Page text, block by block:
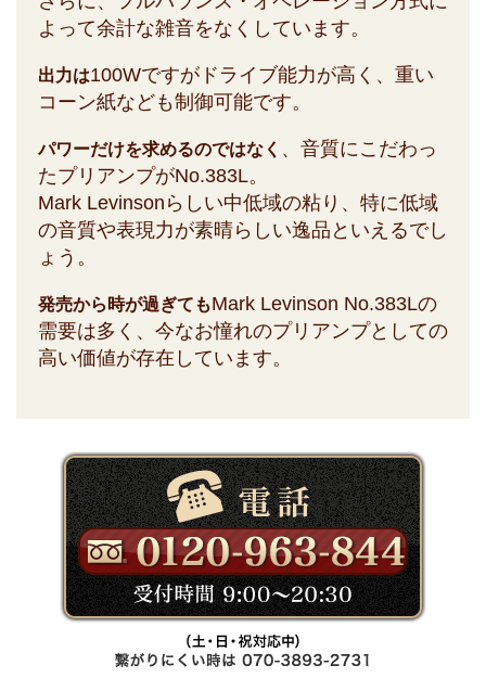
よって余計な雑音をなくしています。
出力は100Wですがドライブ能力が高く、重い
コーン紙なども制御可能です。
パワーだけを求めるのではなく 、音質にこだわっ
たプリアンプがNo.383L。
Mark Levinsonらしい中低域の粘り、特に低域
の音質や表現力が素晴らしい逸品といえるでし
ょう。
発売から時が過ぎてもMark Levinson No.383Lの
需要は多く、今なお憧れのプリアンプとしての
高い価値が存在しています。